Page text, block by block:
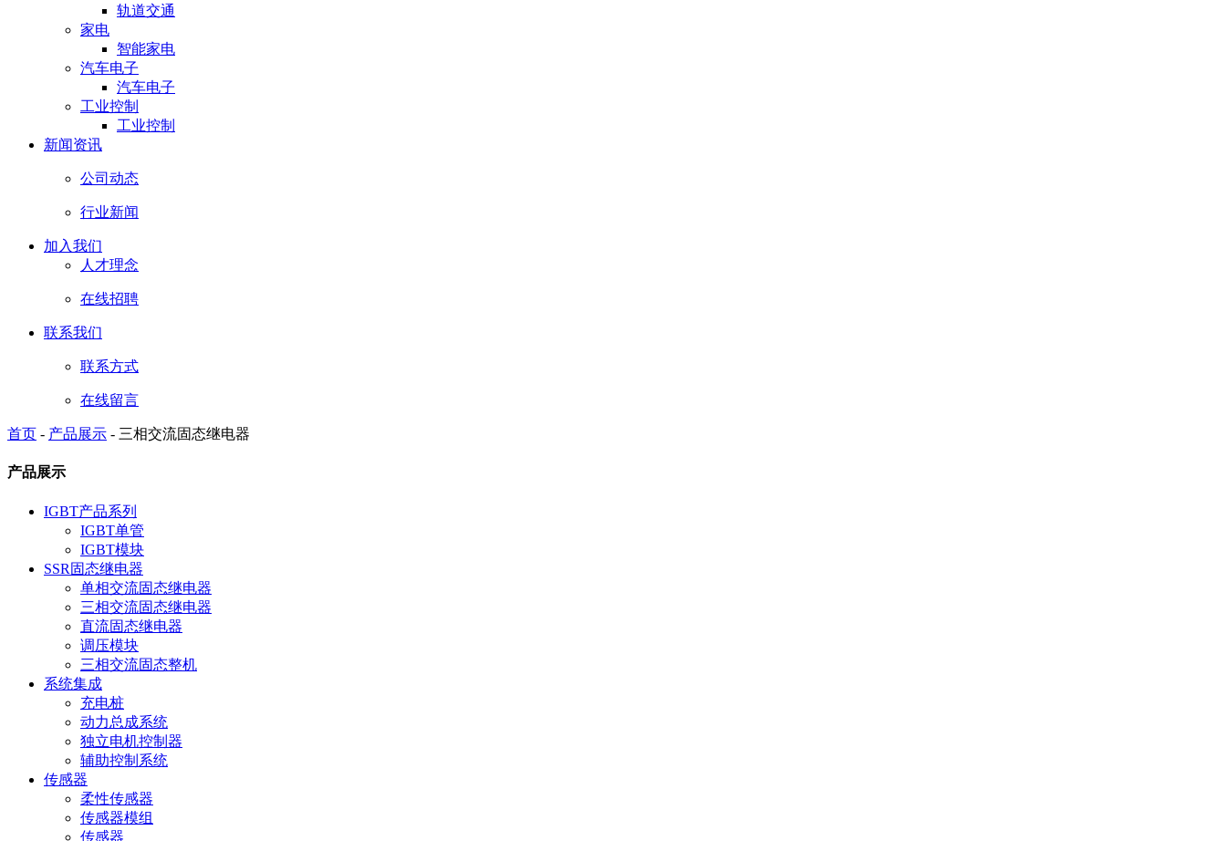
轨道交通
家电
智能家电
汽车电子
汽车电子
工业控制
工业控制
新闻资讯
公司动态
行业新闻
加入我们
人才理念
在线招聘
联系我们
联系方式
在线留言
首页 - 产品展示 - 三相交流固态继电器
产品展示
IGBT产品系列
IGBT单管
IGBT模块
SSR固态继电器
单相交流固态继电器
三相交流固态继电器
直流固态继电器
调压模块
三相交流固态整机
系统集成
充电桩
动力总成系统
独立电机控制器
辅助控制系统
传感器
柔性传感器
传感器模组
传感器